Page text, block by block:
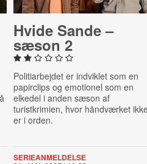
Hvide Sande –
sæson 2
Politiarbejdet er indviklet som en
papirclips og emotionel som en
elkedel i anden sæson af
turistkrimien, hvor håndværket
er i orden.
SERIEANMELDELSE